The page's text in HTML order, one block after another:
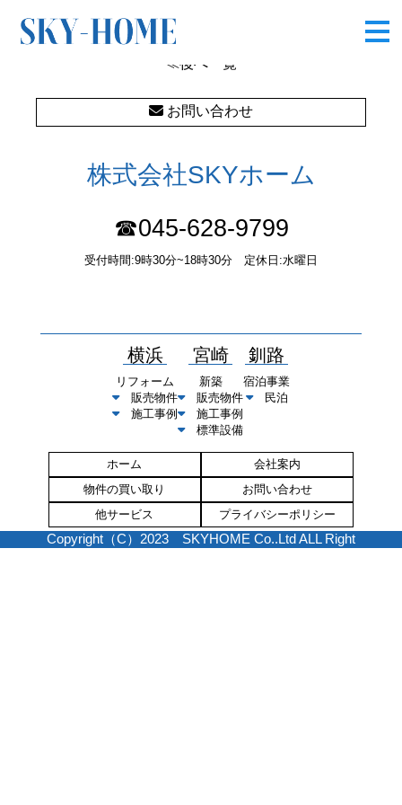
≪後へ 一覧
お問い合わせ
株式会社SKYホーム
☎045-628-9799
受付時間:9時30分~18時30分 定休日:水曜日
横浜
リフォーム
販売物件
施工事例
宮崎
新築
販売物件
施工事例
標準設備
釧路
宿泊事業
民泊
ホーム
会社案内
物件の買い取り
お問い合わせ
他サービス
プライバシーポリシー
Copyright（C）2023 SKYHOME Co..Ltd ALL Right